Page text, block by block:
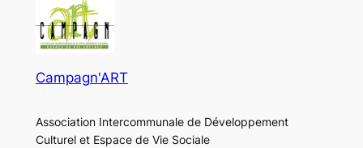
Campagn'ART
Association Intercommunale de Développement
Culturel et Espace de Vie Sociale